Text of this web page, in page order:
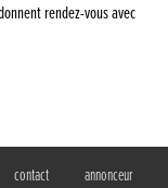
rendez-vous avec
contact
annonceur